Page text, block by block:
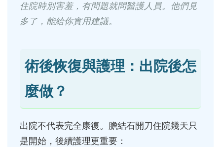
住院時別害羞，有問題就問醫護人員。他們見
多了，能給你實用建議。
術後恢復與護理：出院後怎
麼做？
出院不代表完全康復。膽結石開刀住院幾天只
是開始，後續護理更重要：